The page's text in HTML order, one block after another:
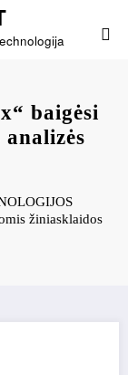
baigėsi
žiniasklaidos